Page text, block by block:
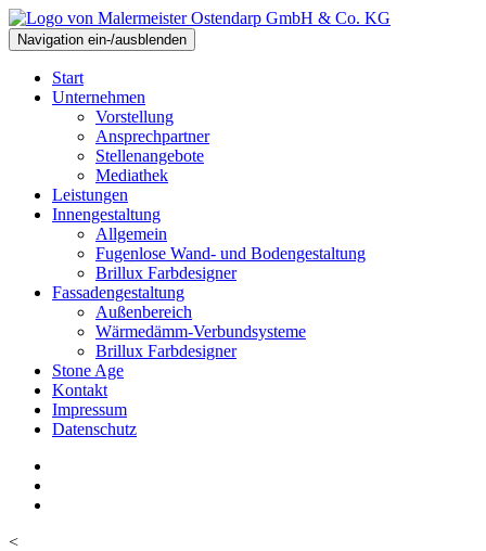
Navigation ein-/ausblenden
Start
Unternehmen
Vorstellung
Ansprechpartner
Stellenangebote
Mediathek
Leistungen
Innengestaltung
Allgemein
Fugenlose Wand- und Bodengestaltung
Brillux Farbdesigner
Fassadengestaltung
Außenbereich
Wärmedämm-Verbundsysteme
Brillux Farbdesigner
Stone Age
Kontakt
Impressum
Datenschutz
<